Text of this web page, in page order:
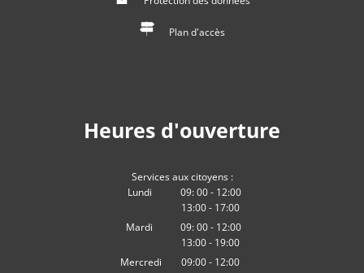
Plan d'accès
Heures d'ouverture
Services aux citoyens :
Lundi
09:00- 12:00
De 09:00 à 12:00
13:00- 17:00
De 13:00 à 17:00
Mardi 09:00- 12:00
De 09:00 à 12:00
13:00- 19:00
De 13:00 à 19:00
Mercredi 09:00- 12:00